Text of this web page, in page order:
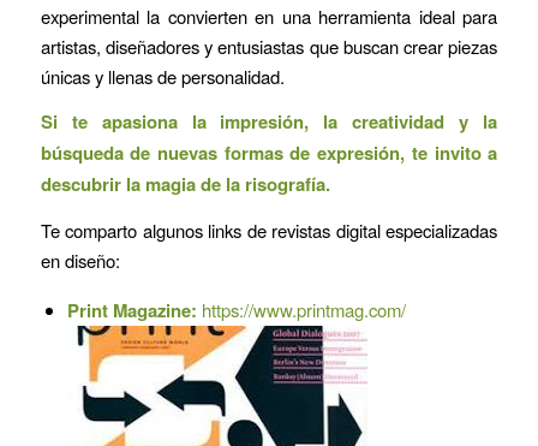
experimental la convierten en una herramienta ideal para
artistas, diseñadores y entusiastas que buscan crear piezas
únicas y llenas de personalidad.
Si te apasiona la impresión, la creatividad y la
búsqueda de nuevas formas de expresión, te invito a
descubrir la magia de la risografía.
Te comparto algunos links de revistas digital especializadas
en diseño:
Print Magazine: https://www.printmag.com/